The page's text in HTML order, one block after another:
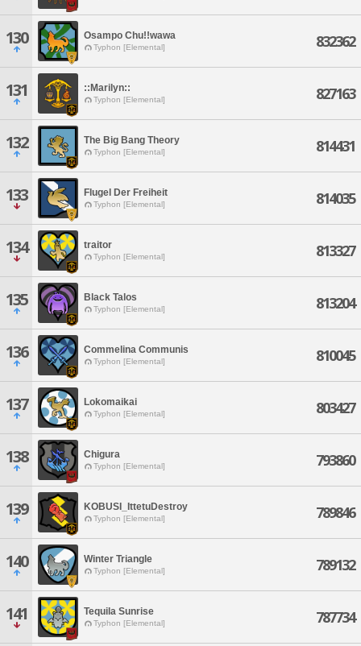
130 Osampo Chu!!wawa
Typhon [Elemental] 832362
131 ::Marilyn::
Typhon [Elemental] 827163
132 The Big Bang Theory
Typhon [Elemental] 814431
133 Flugel Der Freiheit
Typhon [Elemental] 814035
134 traitor
Typhon [Elemental] 813327
135 Black Talos
Typhon [Elemental] 813204
136 Commelina Communis
Typhon [Elemental] 810045
137 Lokomaikai
Typhon [Elemental] 803427
138 Chigura
Typhon [Elemental] 793860
139 KOBUSI_IttetuDestroy
Typhon [Elemental] 789846
140 Winter Triangle
Typhon [Elemental] 789132
141 Tequila Sunrise
Typhon [Elemental] 787734